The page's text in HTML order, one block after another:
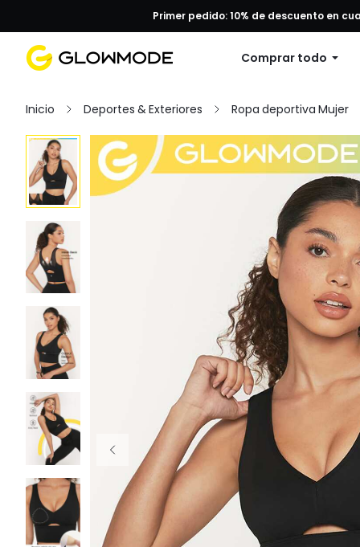
Primer pedido: 10% de descuento en
Comprar todo
Inicio Deportes & Exteriores Ropa deportiva Mujer